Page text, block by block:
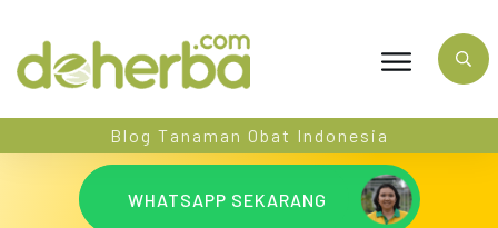
Blog Tanaman Obat Indonesia
WHATSAPP SEKARANG